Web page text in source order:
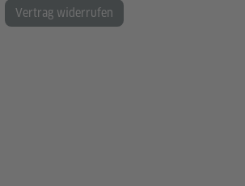
Vertrag widerrufen